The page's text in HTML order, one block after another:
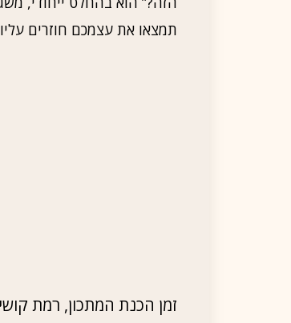
תמצאו את עצמכם חוזרים
זמן הכנת המתכון, רמת